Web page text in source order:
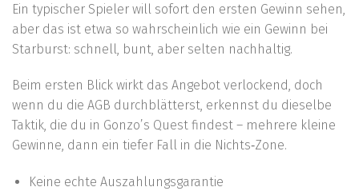
Ein typischer Spieler will sofort den ersten Gewinn sehen,
aber das ist etwa so wahrscheinlich wie ein Gewinn bei
Starburst: schnell, bunt, aber selten nachhaltig.
Beim ersten Blick wirkt das Angebot verlockend, doch
wenn du die AGB durchblätterst, erkennst du dieselbe
Taktik, die du in Gonzo’s Quest findest – mehrere kleine
Gewinne, dann ein tiefer Fall in die Nichts‑Zone.
Keine echte Auszahlungsgarantie